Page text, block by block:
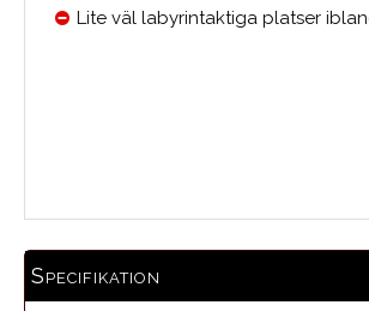
Lite väl labyrintaktiga platser
Specifikation